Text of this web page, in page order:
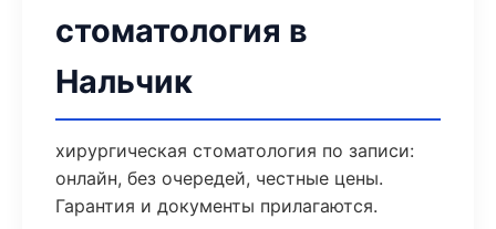
стоматология в
Нальчик
хирургическая стоматология по записи:
онлайн, без очередей, честные цены.
Гарантия и документы прилагаются.